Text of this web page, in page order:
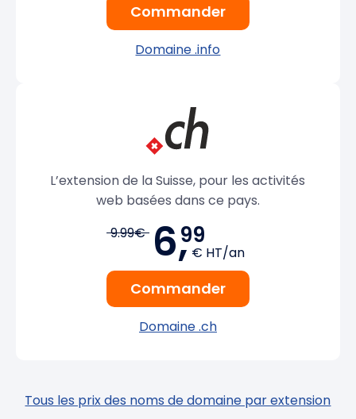
Commander
Domaine .info
L’extension de la Suisse, pour les activités
web basées dans ce pays.
9.99€ 6,99
€ HT/an
Commander
Domaine .ch
Tous les prix des noms de domaine par extension